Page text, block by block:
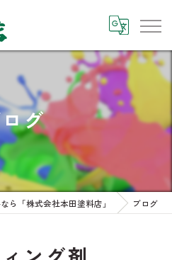
グ
ら「株式会社本田塗料店」 ブログ